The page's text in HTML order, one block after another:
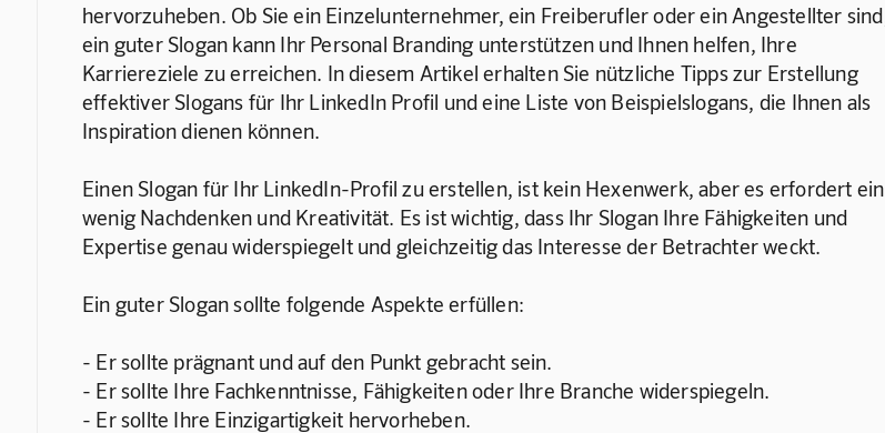
hervorzuheben. Ob Sie ein Einzelunternehmer, ein Freiberufler oder ein Angestellter sind,
ein guter Slogan kann Ihr Personal Branding unterstützen und Ihnen helfen, Ihre
Karriereziele zu erreichen. In diesem Artikel erhalten Sie nützliche Tipps zur Erstellung
effektiver Slogans für Ihr LinkedIn Profil und eine Liste von Beispielslogans, die Ihnen als
Inspiration dienen können.
Einen Slogan für Ihr LinkedIn-Profil zu erstellen, ist kein Hexenwerk, aber es erfordert ein
wenig Nachdenken und Kreativität. Es ist wichtig, dass Ihr Slogan Ihre Fähigkeiten und
Expertise genau widerspiegelt und gleichzeitig das Interesse der Betrachter weckt.
Ein guter Slogan sollte folgende Aspekte erfüllen:
- Er sollte prägnant und auf den Punkt gebracht sein.
- Er sollte Ihre Fachkenntnisse, Fähigkeiten oder Ihre Branche widerspiegeln.
- Er sollte Ihre Einzigartigkeit hervorheben.